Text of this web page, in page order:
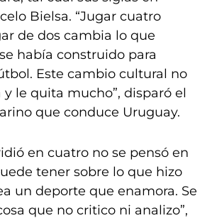
Bielsa. “Jugar cuatro
de dos cambia lo que
había construido para
Este cambio cultural no
le quita mucho”, disparó el
que conduce Uruguay.
en cuatro no se pensó en
tener sobre lo que hizo
un deporte que enamora. Se
que no critico ni analizo”,